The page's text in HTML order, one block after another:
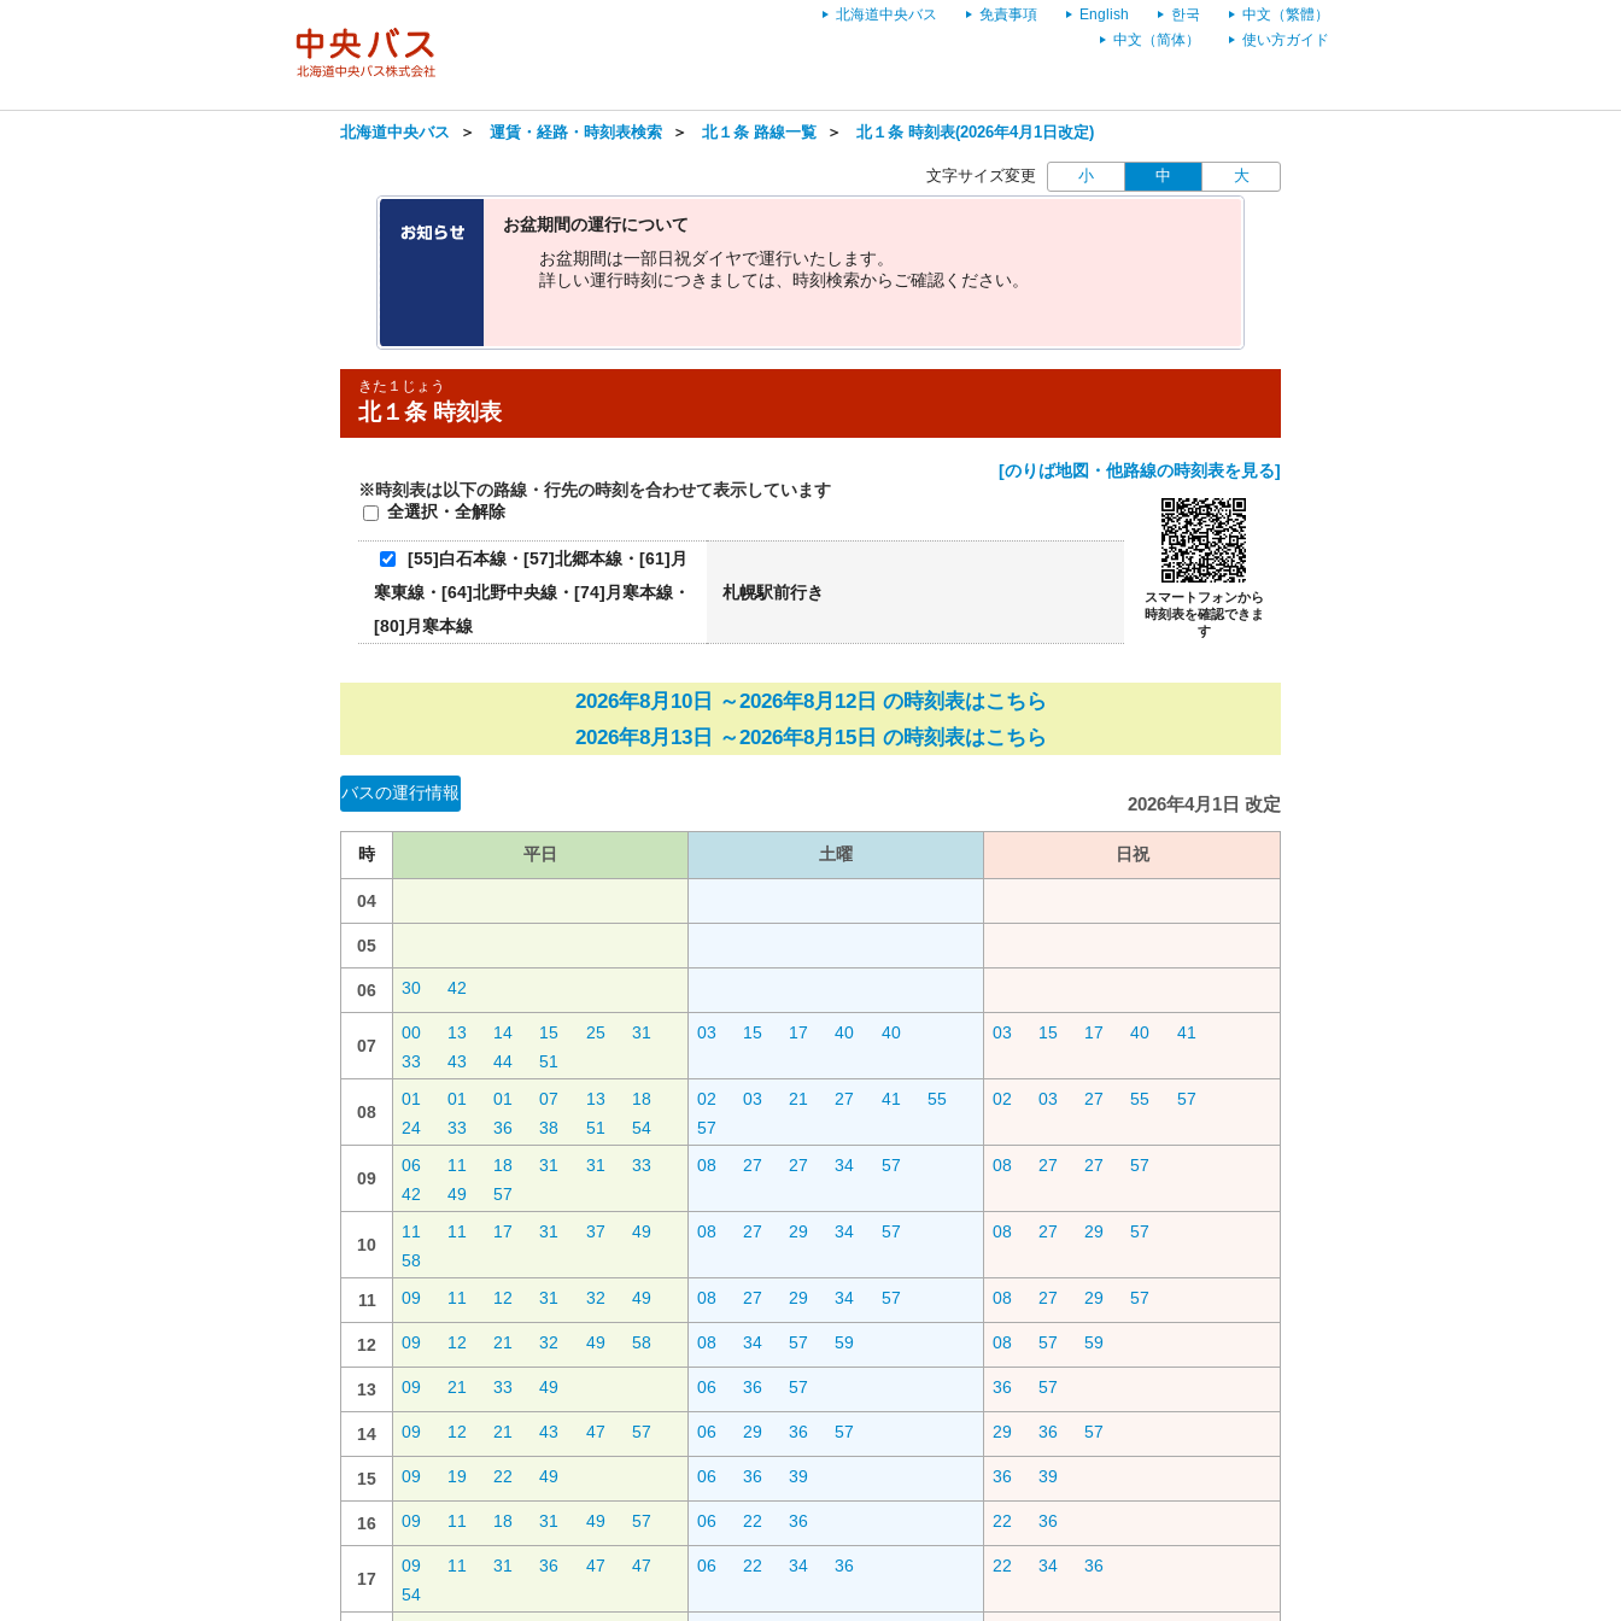
北海道中央バス 免責事項 English 한국
中文（繁體）
中文（简体）
使い方ガイド
北海道中央バス ＞ 運賃・経路・時刻表検索 ＞ 北１条 路線一覧 ＞ 北１条 時刻表(2026年4月1日改定)
文字サイズ変更 小 中 大
お盆期間の運行について
お盆期間は一部日祝ダイヤで運行いた し ます。
詳しい運行時刻 につき ま しては 時刻検索から ご確認く ださ い。
きた１じょう
北１条 時刻表
[のりば地図・他路線の時刻表を見る]
※時刻表は以下の路線・行先の時刻を合わせて表示しています
全選択・全解除
[55]白石本線・[57]北郷本線・[61]月
寒東線・[64]北野中央線・[74]月寒本線・
[80]月寒本線
札幌駅前行き
スマートフォンから
時刻表を確認できま
す
2026年8月10日 ～2026年8月12日 の時刻表はこちら
2026年8月13日 ～2026年8月15日 の時刻表はこちら
バスの運行情報
2026年4月1日 改定
時 平日 土曜 日祝
04
05
06 30 42
07
00 13 14 15 25
31
33
43 44 51
03 15 17 40 40 03 15 17 40 41
08
01 01 01 07 13
18
24
33 36 38 51 54
02 03 21 27 41
55
57
02 03 27 55 57
09
06 11 18 31 31
33
42
49 57
08 27 27 34 57 08 27 27 57
10
11 11 17 31 37
49
58
08 27 29 34 57 08 27 29 57
11 09 11 12 31 32 49 08 27 29 34 57 08 27 29 57
12 09 12 21 32 49 58 08 34 57 59 08 57 59
13 09 21 33 49 06 36 57 36 57
14 09 12 21 43 47 57 06 29 36 57 29 36 57
15 09 19 22 49 06 36 39 36 39
16 09 11 18 31 49 57 06 22 36 22 36
17
09 11 31 36 47
47
54
06 22 34 36 22 34 36